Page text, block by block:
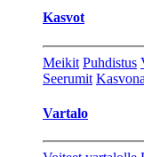
Kasvot
Meikit Puhdistus
Seerumit
Vartalo